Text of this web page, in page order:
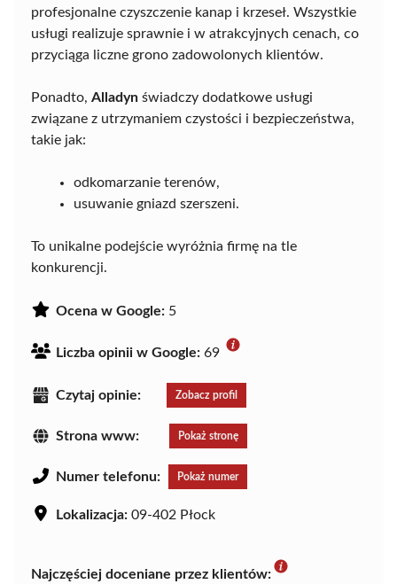
profesjonalne czyszczenie kanap i krzeseł. Wszystkie
usługi realizuje sprawnie i w atrakcyjnych cenach, co
przyciąga liczne grono zadowolonych klientów.
Ponadto, Alladyn świadczy dodatkowe usługi
związane z utrzymaniem czystości i bezpieczeństwa,
takie jak:
odkomarzanie terenów,
usuwanie gniazd szerszeni.
To unikalne podejście wyróżnia firmę na tle
konkurencji.
Ocena w Google: 5
Liczba opinii w Google: 69
Czytaj opinie: Zobacz profil
Strona www: Pokaż stronę
Numer telefonu: Pokaż numer
Lokalizacja: 09-402 Płock
Najczęściej doceniane przez klientów: